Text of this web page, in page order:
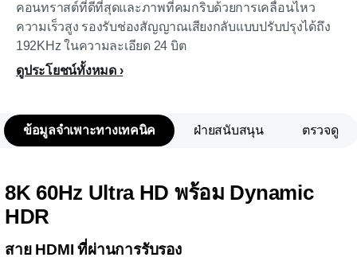
คอนทราสต์ที่ดีที่สุดและภาพที่คมกริบด้วยการเคลื่อนไหว
ความเร็วสูง รองรับช่องสัญญาณเสียงกลับแบบปรับปรุงได้ถึง
192KHz ในความละเอียด 24 บิต
ดูประโยชน์ทั้งหมด
ข้อมูลจำเพาะทางเทคนิค ฝ่ายสนับสนุน ตรวจดู
8K 60Hz Ultra HD พร้อม Dynamic
HDR
สาย HDMI ที่ผ่านการรับรอง